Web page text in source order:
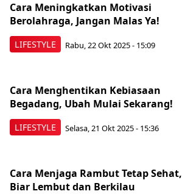
LIFESTYLE
Cara Meningkatkan Motivasi
Berolahraga, Jangan Malas Ya!
Rabu, 22 Okt 2025 - 15:09
LIFESTYLE
Cara Menghentikan Kebiasaan
Begadang, Ubah Mulai Sekarang!
Selasa, 21 Okt 2025 - 15:36
Cara Menjaga Rambut Tetap Sehat,
Biar Lembut dan Berkilau